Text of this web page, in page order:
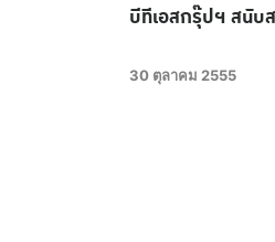
บีทีเอสกรุ๊ปฯ สนับ
30 ตุลาคม 2555